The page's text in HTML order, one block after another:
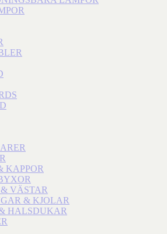
KAPPOR
VÄSTAR
& KJOLAR
HALSDUKAR